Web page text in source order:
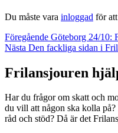
Du måste vara inloggad för
Inläggsnavigering
Föregående Föregående
inlägg:
Göteborg 24/10:
Nästa Nästa
Den fackliga sidan i
Frilansjouren
Har du frågor om skatt och
du vill att någon ska kolla
råd och stöd? Då är det